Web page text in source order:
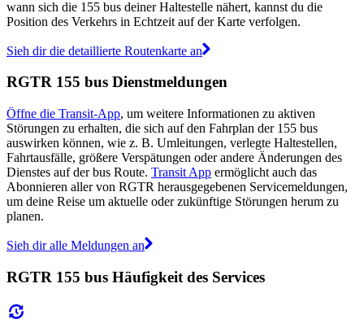
wann sich die 155 bus deiner Haltestelle nähert, kannst du die
Position des Verkehrs in Echtzeit auf der Karte verfolgen.
Sieh dir die detaillierte Routenkarte an
RGTR 155 bus Dienstmeldungen
Öffne die Transit-App, um weitere Informationen zu aktiven
Störungen zu erhalten, die sich auf den Fahrplan der 155 bus
auswirken können, wie z. B. Umleitungen, verlegte Haltestellen,
Fahrtausfälle, größere Verspätungen oder andere Änderungen des
Dienstes auf der bus Route. Transit App ermöglicht auch das
Abonnieren aller von RGTR herausgegebenen Servicemeldungen,
um deine Reise um aktuelle oder zukünftige Störungen herum zu
planen.
Sieh dir alle Meldungen an
RGTR 155 bus Häufigkeit des Services